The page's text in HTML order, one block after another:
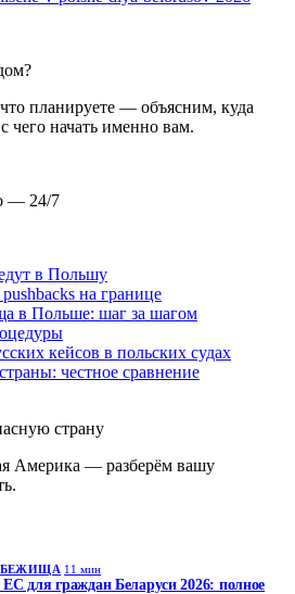
планируете — объясним, куда
чего начать именно вам.
— 24/7
в Польшу
на границе
в Польше: шаг за шагом
кейсов в польских судах
честное сравнение
страну
Америка — разберём вашу
11 мин
для граждан Беларуси 2026: полное